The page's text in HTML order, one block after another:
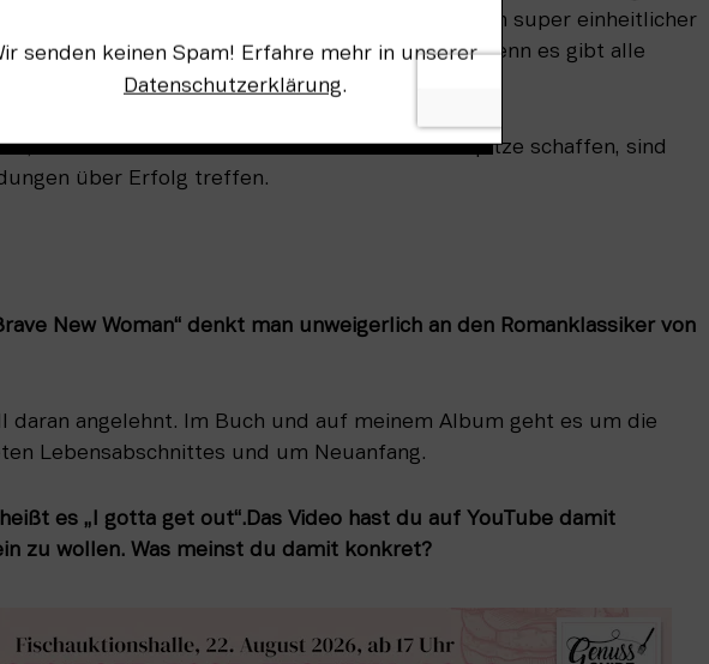
Es ist ein sehr einseitiges Frauenbild, und ein super einheitlicher
Erfolg. Das entspricht aber nicht der Realität, denn es gibt alle
dass es nur klassische Frauenbilder an die Spitze schaffen, sind
über Erfolg treffen.
New Woman“ denkt man unweigerlich an den Romanklassiker von
daran angelehnt. Im Buch und auf meinem Album geht es um die
Lebensabschnittes und um Neuanfang.
heißt es „I gotta get out“.Das Video hast du auf YouTube damit
zu wollen. Was meinst du damit konkret?
Wir senden keinen Spam! Erfahre mehr in unserer
Datenschutzerklärung.